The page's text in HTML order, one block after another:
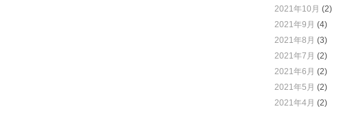
2021年10月 (2)
2021年9月 (4)
2021年8月 (3)
2021年7月 (2)
2021年6月 (2)
2021年5月 (2)
2021年4月 (2)